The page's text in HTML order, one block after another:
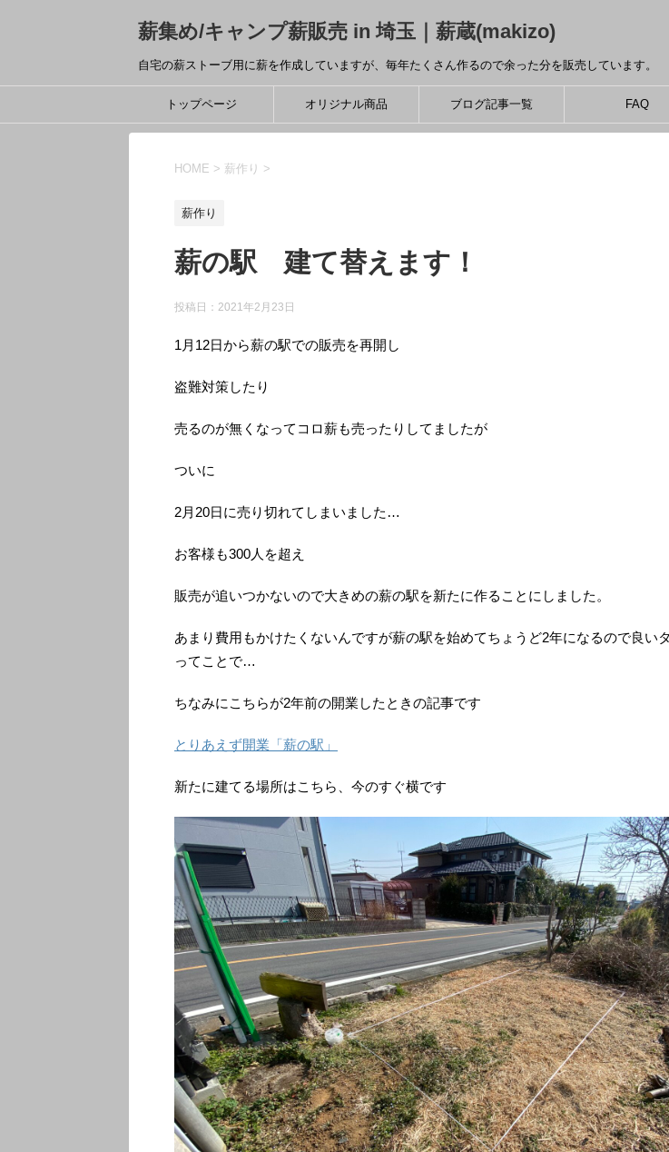
薪集め/キャンプ薪販売 in 埼玉｜薪蔵(makizo)
自宅の薪ストーブ用に薪を作成していますが、毎年たくさん作るので余った分を販売しています。
トップページ オリジナル商品 ブログ記事一覧 FAQ
HOME > 薪作り >
薪作り
薪の駅 建て替えます！
投稿日： 2021年2月23日
1月12日から薪の駅での販売を再開し
盗難対策したり
売るのが無くなってコロ薪も売ったりしてましたが
ついに
2月20日に売り切れてしまいました…
お客様も300人を超え
販売が追いつかないので大きめの薪の駅を新たに作ることにしました。
あまり費用もかけたくないんですが薪の駅を始めてちょうど2年になるので良い
ってことで…
ちなみにこちらが2年前の開業したときの記事です
とりあえず開業「薪の駅」
新たに建てる場所はこちら、今のすぐ横です